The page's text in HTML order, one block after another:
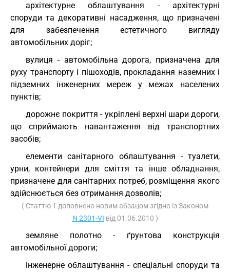
архітектурне облаштування - архітектурні
споруди та декоративні насадження, що призначені
для забезпечення естетичного вигляду
автомобільних доріг;
вулиця - автомобільна дорога, призначена для
руху транспорту і пішоходів, прокладання наземних і
підземних інженерних мереж у межах населених
пунктів;
дорожнє покриття - укріплені верхні шари дороги,
що сприймають навантаження від транспортних
засобів;
елементи санітарного облаштування - туалети,
урни, контейнери для сміття та інше обладнання,
призначене для санітарних потреб, розміщення якого
здійснюється без отримання дозволів;
( Статтю 1 доповнено новим абзацом згідно із Законом
N 2301-VI від 01.06.2010 )
земляне полотно - ґрунтова конструкція
автомобільної дороги;
інженерне облаштування - спеціальні споруди та